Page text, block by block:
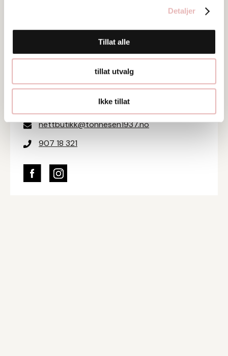
Detaljer
Tillat alle
tillat utvalg
Ikke tillat
Besøk nettside
Ta kontakt
nettbutikk@tonnesen1937.no
907 18 321